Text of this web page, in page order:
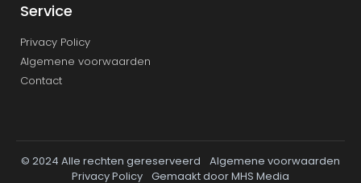
Service
Privacy Policy
Algemene voorwaarden
Contact
© 2024 Alle rechten gereserveerd
Algemene voorwaarden
Privacy Policy Gemaakt door MHS Media